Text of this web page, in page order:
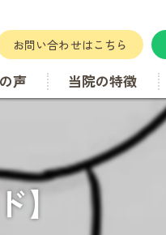
お問い合わせはこちら
声 当院の特徴
カイロプラクテ